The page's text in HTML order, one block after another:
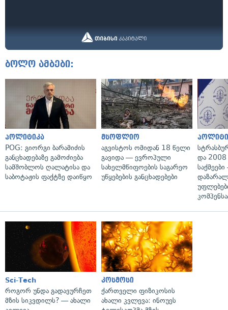
ბოლო ამბები:
პოლიტიკა
POG: გიორგი ბარამიძის
განცხადებაზე გამოძიება
სამშობლოს ღალატისა და
საბოტაჟის ფაქტზე დაიწყო
მსოფლიო
აგვისტოს ომიდან 18 წელი
გავიდა — ევროპული
სახელმწიფოების საგარეო
უწყებების განცხადებები
და 2008
Sci-Tech
როგორ უნდა გადავურჩეთ
მზის სიკვდილს? — ახალი
კოსმოსი
ქართველი ფიზიკოსის
ახალი კვლევა: ინოუეს